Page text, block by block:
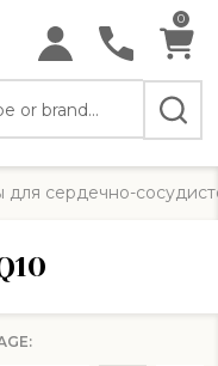
0
сердечно-